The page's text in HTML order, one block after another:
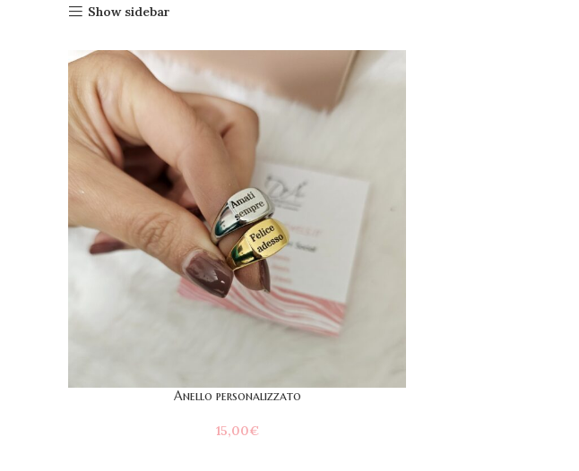
Show sidebar
Anello personalizzato
15,00€